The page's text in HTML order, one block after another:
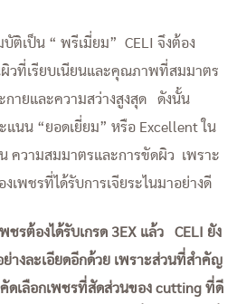
ติเป็น “ พรีเมี่ยม” CELI จึงต้อง
ผิวที่เรียบเนียนและคุณภาพที่สมมาตร
กายและความสว่างสูงสุด ดังนั้น
แนน “ยอดเยี่ยม” หรือ Excellent ใน
ความสมมาตรและการขัดผิว เพราะ
เพชรที่ได้รับการเจียระไนมาอย่างดี
ได้รับเกรด 3EX แล้ว CELI ยัง
างละเอียดอีกด้วย เพราะส่วนที่สำคัญ
ดเลือกเพชรที่สัดส่วนของ cutting ที่ดี